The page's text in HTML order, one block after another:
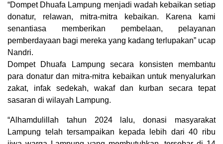
“Dompet Dhuafa Lampung menjadi wadah kebaikan setiap
donatur, relawan, mitra-mitra kebaikan. Karena kami
senantiasa memberikan pembelaan, pelayanan
pemberdayaan bagi mereka yang kadang terlupakan” ucap
Nandri.
Dompet Dhuafa Lampung secara konsisten membantu
para donatur dan mitra-mitra kebaikan untuk menyalurkan
zakat, infak sedekah, wakaf dan kurban secara tepat
sasaran di wilayah Lampung.
“Alhamdulillah tahun 2024 lalu, donasi masyarakat
Lampung telah tersampaikan kepada lebih dari 40 ribu